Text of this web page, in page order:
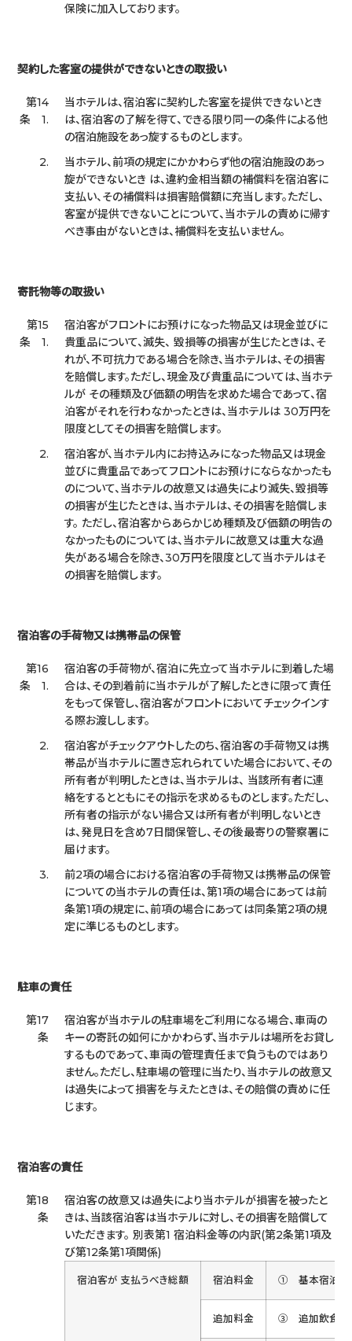
保険に加入しております。
契約した客室の提供ができないときの取扱い
第14
条 1.
当ホテルは、宿泊客に契約した客室を提供できないとき
は、宿泊客の了解を得て、できる限り同一の条件による他
の宿泊施設をあっ旋するものとします。
2.
当ホテル、前項の規定にかかわらず他の宿泊施設のあっ
旋ができないとき は、違約金相当額の補償料を宿泊客に
支払い、その補償料は損害賠償額に充当します。ただし、
客室が提供できないことについて、当ホテルの責めに帰す
べき事由がないときは、補償料を支払いません。
寄託物等の取扱い
第15
条 1.
宿泊客がフロントにお預けになった物品又は現金並びに
貴重品について、滅失、 毀損等の損害が生じたときは、そ
れが、不可抗力である場合を除き、当ホテルは、その損害
を賠償します。ただし、現金及び貴重品については、当ホテ
ルが その種類及び価額の明告を求めた場合であって、宿
泊客がそれを行わなかったときは、当ホテルは 30万円を
限度としてその損害を賠償します。
2.
宿泊客が、当ホテル内にお持込みになった物品又は現金
並びに貴重品であってフロントにお預けにならなかったも
のについて、当ホテルの故意又は過失により滅失、毀損等
の損害が生じたときは、当ホテルは、その損害を賠償しま
す。 ただし、宿泊客からあらかじめ種類及び価額の明告の
なかったものについては、当ホテルに故意又は重大な過
失がある場合を除き、30万円を限度として当ホテルはそ
の損害を賠償します。
宿泊客の手荷物又は携帯品の保管
第16
条 1.
宿泊客の手荷物が、宿泊に先立って当ホテルに到着した場
合は、その到着前に当ホテルが了解したときに限って責任
をもって保管し、宿泊客がフロントにおいてチェックインす
る際お渡しします。
2.
宿泊客がチェックアウトしたのち、宿泊客の手荷物又は携
帯品が当ホテルに置き忘れられていた場合において、その
所有者が判明したときは、当ホテルは、 当該所有者に連
絡をするとともにその指示を求めるものとします。ただし、
所有者の指示がない揚合又は所有者が判明しないとき
は、発見日を含め7日間保管し、その後最寄りの警察署に
届けます。
3.
前2項の場合における宿泊客の手荷物又は携帯品の保管
についての当ホテルの責任は、第1項の場合にあっては前
条第1項の規定に、前項の場合にあっては同条第2項の規
定に準じるものとします。
駐車の責任
第17
条
宿泊客が当ホテルの駐車場をご利用になる場合、車両の
キーの寄託の如何にかかわらず、当ホテルは場所をお貸し
するものであって、車両の管理責任まで負うものではあり
ません。ただし、駐車場の管理に当たり、当ホテルの故意又
は過失によって損害を与えたときは、その賠償の責めに任
じます。
宿泊客の責任
第18
条
宿泊客の故意又は過失により当ホテルが損害を被ったと
きは、当該宿泊客は当ホテルに対し、その損害を賠償して
いただきます。 別表第1 宿泊料金等の内訳(第2条第1項及
び第12条第1項関係)
宿泊客が 支払うべき総額 宿泊料金 ① 基本宿泊料[
追加料金 ③ 追加飲食及